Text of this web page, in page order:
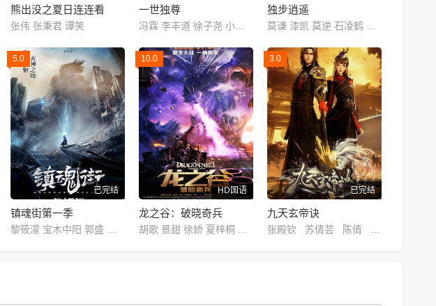
熊出没之夏日连连看
张伟 张秉君 谭笑
一世独尊 独步逍遥
5.0
已完结
镇魂街第一季
10.0
HD国语
龙之谷：破晓奇兵
3.0
已完结
九天玄帝诀